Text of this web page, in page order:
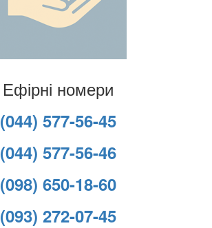
Ефірні номери
(044) 577-56-45
(044) 577-56-46
(098) 650-18-60
(093) 272-07-45